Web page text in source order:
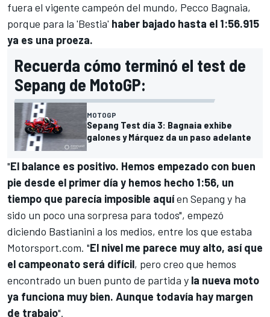
fuera el vigente campeón del mundo, Pecco Bagnaia,
porque para la 'Bestia' haber bajado hasta el 1:56.915
ya es una proeza.
Recuerda cómo terminó el test de
Sepang de MotoGP:
MOTOGP
Sepang Test día 3: Bagnaia exhibe
galones y Márquez da un paso adelante
"El balance es positivo. Hemos empezado con buen
pie desde el primer día y hemos hecho 1:56, un
tiempo que parecía imposible aquíen Sepang y ha
sido un poco una sorpresa para todos", empezó
diciendo Bastianini a los medios, entre los que estaba
Motorsport.com. "El nivel me parece muy alto, así que
el campeonato será difícil, pero creo que hemos
encontrado un buen punto de partida y la nueva moto
ya funciona muy bien. Aunque todavía hay margen
de trabajo".